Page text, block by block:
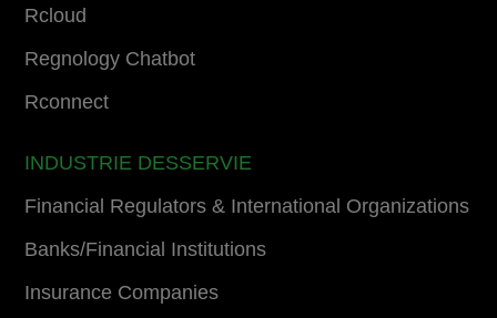
Rcloud
Regnology Chatbot
Rconnect
INDUSTRIE DESSERVIE
Financial Regulators & International Organizations
Banks/Financial Institutions
Insurance Companies